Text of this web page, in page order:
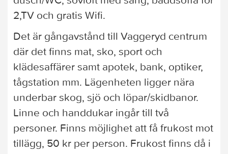
2,TV och gratis Wifi.
Det är gångavstånd till Vaggeryd centrum
där det finns mat, sko, sport och
klädesaffärer samt apotek, bank, optiker,
tågstation mm. Lägenheten ligger nära
underbar skog, sjö och löpar/skidbanor.
Linne och handdukar ingår till två
personer. Finns möjlighet att få frukost mot
tillägg, 50 kr per person. Frukost finns då i